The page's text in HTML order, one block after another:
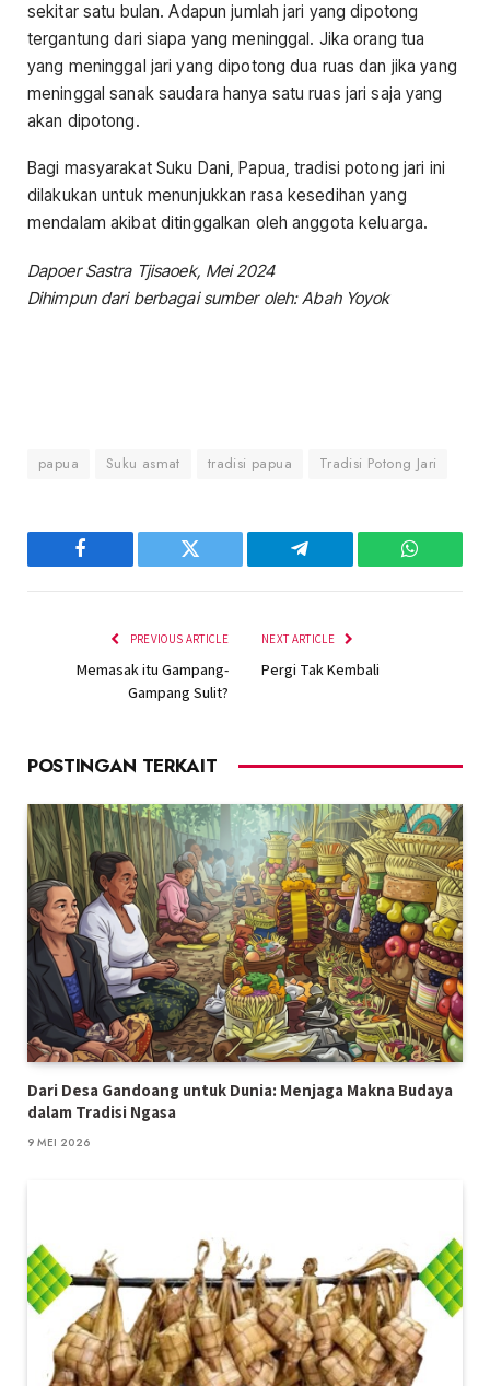
sekitar satu bulan. Adapun jumlah jari yang dipotong
tergantung dari siapa yang meninggal. Jika orang tua
yang meninggal jari yang dipotong dua ruas dan jika yang
meninggal sanak saudara hanya satu ruas jari saja yang
akan dipotong.
Bagi masyarakat Suku Dani, Papua, tradisi potong jari ini
dilakukan untuk menunjukkan rasa kesedihan yang
mendalam akibat ditinggalkan oleh anggota keluarga.
Dapoer Sastra Tjisaoek, Mei 2024
Dihimpun dari berbagai sumber oleh: Abah Yoyok
papua Suku asmat tradisi papua Tradisi Potong Jari
Facebook Twitter Telegram
PREVIOUS ARTICLE
Memasak itu Gampang-
Gampang Sulit?
NEXT ARTICLE
Pergi Tak Kembali
POSTINGAN TERKAIT
Dari Desa Gandoang untuk Dunia: Menjaga Makna Budaya
dalam Tradisi Ngasa
9 MEI 2026